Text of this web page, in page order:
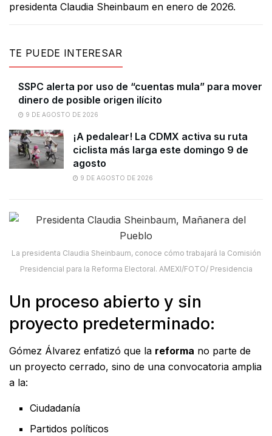
presidenta Claudia Sheinbaum en enero de 2026.
TE PUEDE INTERESAR
SSPC alerta por uso de “cuentas mula” para mover
dinero de posible origen ilícito
9 DE AGOSTO DE 2026
¡A pedalear! La CDMX activa su ruta
ciclista más larga este domingo 9 de
agosto
9 DE AGOSTO DE 2026
La presidenta Claudia Sheinbaum, conoce cómo trabajará la Comisión
Presidencial para la Reforma Electoral. AMEXI/FOTO/ Presidencia
Un proceso abierto y sin
proyecto predeterminado:
Gómez Álvarez enfatizó que la reforma no parte de
un proyecto cerrado, sino de una convocatoria amplia
a la:
Ciudadanía
Partidos políticos